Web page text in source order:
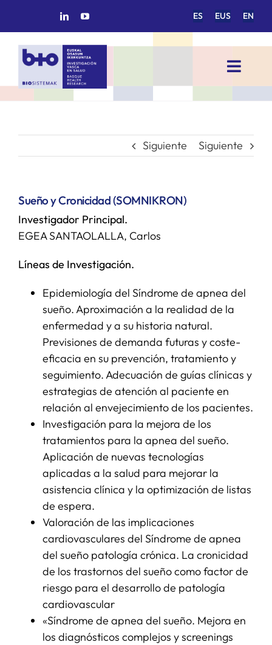
ES EUS EN
Toggle
INICIO
GRUPOS DE INVESTIGACIÓN
PROYECTOS/COLABORACIONES
SERVICIOS
APOYO I+D+I
NOTICIAS
Siguiente Siguiente
Sueño y Cronicidad (SOMNIKRON)
Investigador Principal.
EGEA SANTAOLALLA, Carlos
Líneas de Investigación.
Epidemiología del Síndrome de apnea del
sueño. Aproximación a la realidad de la
enfermedad y a su historia natural.
Previsiones de demanda futuras y coste-
eficacia en su prevención, tratamiento y
seguimiento. Adecuación de guías clínicas y
estrategias de atención al paciente en
relación al envejecimiento de los pacientes.
Investigación para la mejora de los
tratamientos para la apnea del sueño.
Aplicación de nuevas tecnologías
aplicadas a la salud para mejorar la
asistencia clínica y la optimización de listas
de espera.
Valoración de las implicaciones
cardiovasculares del Síndrome de apnea
del sueño patología crónica. La cronicidad
de los trastornos del sueño como factor de
riesgo para el desarrollo de patología
cardiovascular
«Síndrome de apnea del sueño. Mejora en
los diagnósticos complejos y screenings